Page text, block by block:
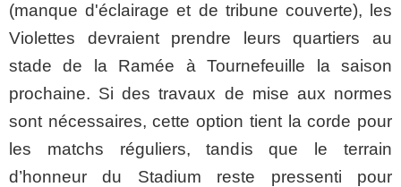
(manque d'éclairage et de tribune couverte), les
Violettes devraient prendre leurs quartiers au
stade de la Ramée à Tournefeuille la saison
prochaine. Si des travaux de mise aux normes
sont nécessaires, cette option tient la corde pour
les matchs réguliers, tandis que le terrain
d’honneur du Stadium reste pressenti pour